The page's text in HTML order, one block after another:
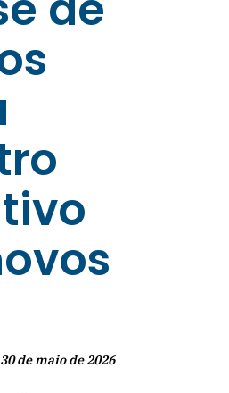
30 de maio de 2026